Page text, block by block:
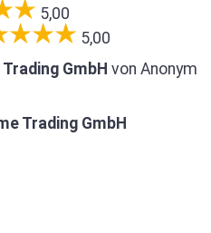
5,00
5,00
GmbH von Anonym
Trading GmbH